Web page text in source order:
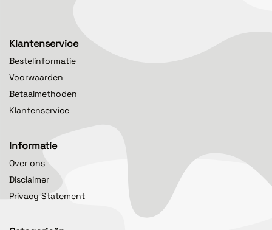
Klantenservice
Bestelinformatie
Voorwaarden
Betaalmethoden
Klantenservice
Informatie
Over ons
Disclaimer
Privacy Statement